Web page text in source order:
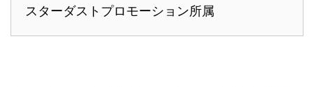
スターダストプロモーション所属